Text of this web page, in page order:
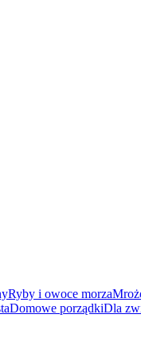
Ryby i owoce morza
Domowe porządkiDla